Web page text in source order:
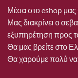
Μέσα στο eshop μας
Μας διακρίνει ο
εξυπηρέτηση προς
Θα μας βρείτε στο
Θα χαρούμε πολύ